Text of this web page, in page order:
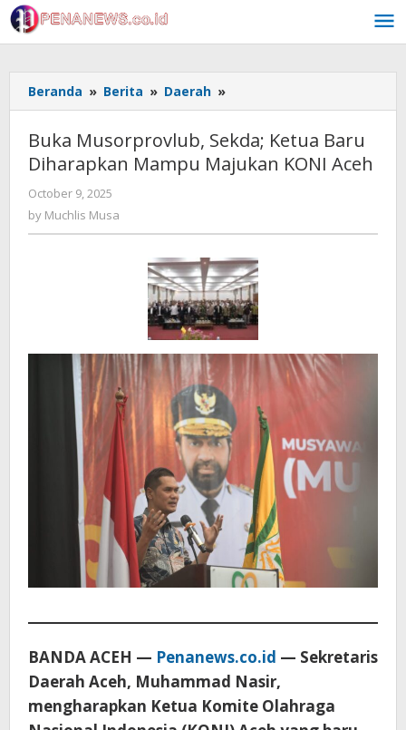
Skip
to
content
Beranda » Berita » Daerah »
Musorprovlub,
Ketua
Baru
Aceh
Buka Musorprovlub, Sekda; Ketua Baru
Diharapkan Mampu Majukan KONI Aceh
October 9, 2025
by Muchlis Musa
BANDA ACEH — Penanews.co.id — Sekretaris
Daerah Aceh, Muhammad Nasir,
mengharapkan Ketua Komite Olahraga